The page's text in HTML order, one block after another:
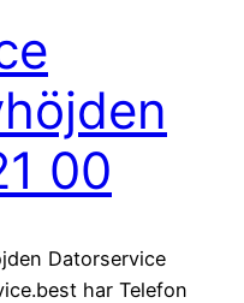
00
Datorservice
har Telefon